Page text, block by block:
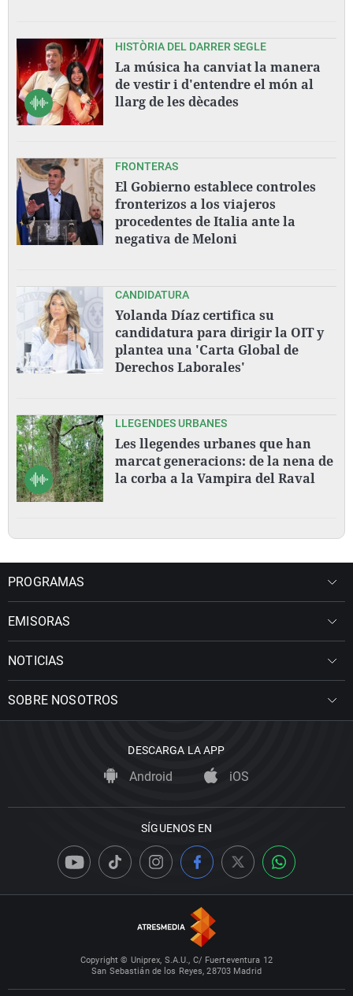
HISTÒRIA DEL DARRER SEGLE
La música ha canviat la manera
de vestir i d'entendre el món al
llarg de les dècades
FRONTERAS
El Gobierno establece controles
fronterizos a los viajeros
procedentes de Italia ante la
negativa de Meloni
CANDIDATURA
Yolanda Díaz certifica su
candidatura para dirigir la OIT y
plantea una 'Carta Global de
Derechos Laborales'
LLEGENDES URBANES
Les llegendes urbanes que han
marcat generacions: de la nena de
la corba a la Vampira del Raval
PROGRAMAS
EMISORAS
NOTICIAS
SOBRE NOSOTROS
DESCARGA LA APP
Android iOS
SÍGUENOS EN
Copyright © Uniprex, S.A.U., C/ Fuerteventura 12
San Sebastián de los Reyes, 28703 Madrid